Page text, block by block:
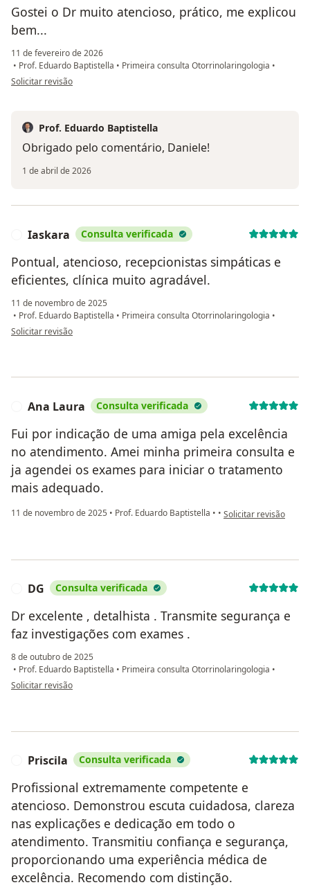
Gostei o Dr muito atencioso, prático, me explicou
bem...
11 de fevereiro de 2026
• Prof. Eduardo Baptistella • Primeira consulta Otorrinolaringologia •
na opinião do utilizador Daniele
Solicitar revisão
Prof. Eduardo Baptistella
Obrigado pelo comentário, Daniele!
1 de abril de 2026
Iaskara Consulta verificada
Pontual, atencioso, recepcionistas simpáticas e
eficientes, clínica muito agradável.
11 de novembro de 2025
• Prof. Eduardo Baptistella • Primeira consulta Otorrinolaringologia •
na opinião do utilizador Iaskara
Solicitar revisão
Ana Laura Consulta verificada
Fui por indicação de uma amiga pela excelência
no atendimento. Amei minha primeira consulta e
ja agendei os exames para iniciar o tratamento
mais adequado.
11 de novembro de 2025 • Prof. Eduardo Baptistella • • na opinião do
Solicitar revisão
DG Consulta verificada
Dr excelente , detalhista . Transmite segurança e
faz investigações com exames .
8 de outubro de 2025
• Prof. Eduardo Baptistella • Primeira consulta Otorrinolaringologia •
na opinião do utilizador DG
Solicitar revisão
Priscila Consulta verificada
Profissional extremamente competente e
atencioso. Demonstrou escuta cuidadosa, clareza
nas explicações e dedicação em todo o
atendimento. Transmitiu confiança e segurança,
proporcionando uma experiência médica de
excelência. Recomendo com distinção.